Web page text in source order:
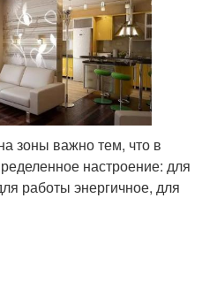
зоны важно тем, что в
настроение: для
работы энергичное, для